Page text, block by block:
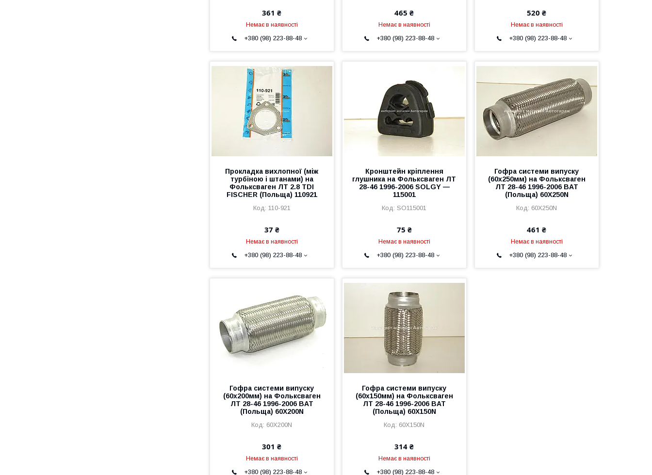
361 ₴
Немає в наявності
+380 (98) 223-88-48
465 ₴
Немає в наявності
+380 (98) 223-88-48
520 ₴
Немає в наявності
+380 (98) 223-88-48
Прокладка вихлопної (між
турбіною і штанами) на
Фольксваген ЛТ 2.8 TDI
FISCHER (Польща) 110921
110-921
37 ₴
Немає в наявності
+380 (98) 223-88-48
Кронштейн кріплення
глушника на Фольксваген ЛТ
28-46 1996-2006 SOLGY —
115001
SO115001
75 ₴
Немає в наявності
+380 (98) 223-88-48
Гофра системи випуску
(60х250мм) на Фольксваген
ЛТ 28-46 1996-2006 BAT
(Польща) 60X250N
60X250N
461 ₴
Немає в наявності
+380 (98) 223-88-48
Гофра системи випуску
(60х200мм) на Фольксваген
ЛТ 28-46 1996-2006 BAT
(Польща) 60X200N
60X200N
301 ₴
Немає в наявності
+380 (98) 223-88-48
Гофра системи випуску
(60х150мм) на Фольксваген
ЛТ 28-46 1996-2006 BAT
(Польща) 60X150N
60X150N
314 ₴
Немає в наявності
+380 (98) 223-88-48